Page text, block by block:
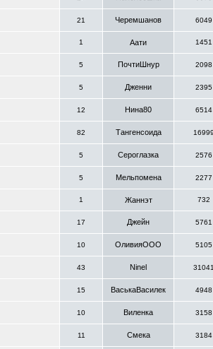
21 Черемшанов 6049
1 Аати 1451
5 ПочтиШнур 2098
5 Дженни 2395
12 Нина80 6514
82 Тангенсоида 16999
5 Сероглазка 2576
5 Мельпомена 2277
1 Жаннэт 732
17 Джейн 5761
10 ОливияООО 5105
43 Ninel 31041
15 ВаськаВасилек 4948
10 Виленка 3158
11 Смека 3184